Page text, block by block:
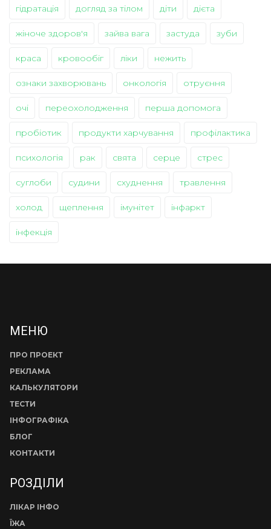
гідратація догляд за тілом діти дієта
жіноче здоров'я зайва вага застуда зуби
краса кровообіг ліки нежить
ознаки захворювань онкологія отруєння
очі переохолодження перша допомога
пробіотик продукти харчування профілактика
психологія рак свята серце стрес
суглоби судини схуднення травлення
холод щеплення імунітет інфаркт
інфекція
МЕНЮ
ПРО ПРОЕКТ
РЕКЛАМА
КАЛЬКУЛЯТОРИ
ТЕСТИ
ІНФОГРАФІКА
БЛОГ
КОНТАКТИ
РОЗДІЛИ
ЛІКАР ІНФО
ЇЖА